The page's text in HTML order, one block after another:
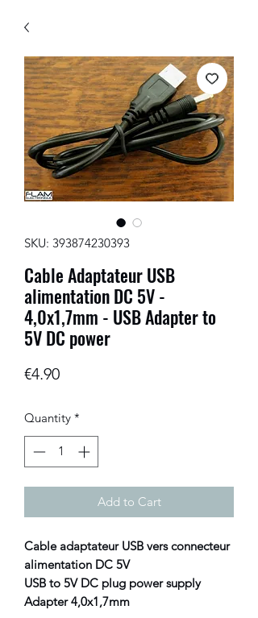
SKU: 393874230393
Cable Adaptateur USB
alimentation DC 5V -
4,0x1,7mm - USB Adapter to
5V DC power
€4.90Price
Quantity *
Add to Cart
Cable adaptateur USB vers connecteur
alimentation DC 5V
USB to 5V DC plug power supply
Adapter 4,0x1,7mm